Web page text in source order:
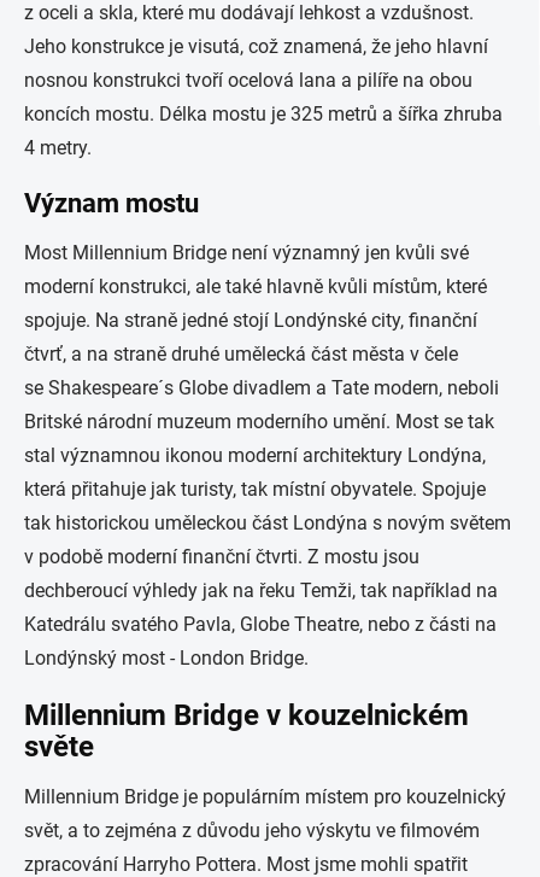
z oceli a skla, které mu dodávají lehkost a vzdušnost.
Jeho konstrukce je visutá, což znamená, že jeho hlavní
nosnou konstrukci tvoří ocelová lana a pilíře na obou
koncích mostu. Délka mostu je 325 metrů a šířka zhruba
4 metry.
Význam mostu
Most Millennium Bridge není významný jen kvůli své
moderní konstrukci, ale také hlavně kvůli místům, které
spojuje. Na straně jedné stojí Londýnské city, finanční
čtvrť, a na straně druhé umělecká část města v čele
se Shakespeare´s Globe divadlem a Tate modern, neboli
Britské národní muzeum moderního umění. Most se tak
stal významnou ikonou moderní architektury Londýna,
která přitahuje jak turisty, tak místní obyvatele. Spojuje
tak historickou uměleckou část Londýna s novým světem
v podobě moderní finanční čtvrti. Z mostu jsou
dechberoucí výhledy jak na řeku Temži, tak například na
Katedrálu svatého Pavla, Globe Theatre, nebo z části na
Londýnský most - London Bridge.
Millennium Bridge v kouzelnickém
světe
Millennium Bridge je populárním místem pro kouzelnický
svět, a to zejména z důvodu jeho výskytu ve filmovém
zpracování Harryho Pottera. Most jsme mohli spatřit